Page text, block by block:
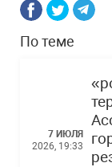
По теме
7 ИЮЛЯ
2026, 19:33